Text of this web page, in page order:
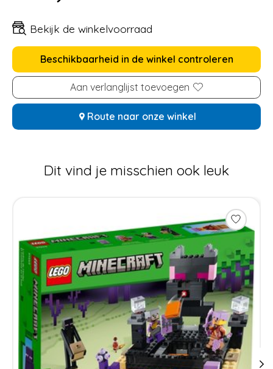
Bekijk de winkelvoorraad
Beschikbaarheid in de winkel controleren
Aan verlanglijst toevoegen
Route naar onze winkel
Dit vind je misschien ook leuk